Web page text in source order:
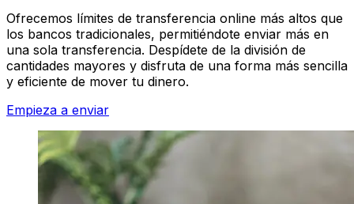
Ofrecemos límites de transferencia online más altos que
los bancos tradicionales, permitiéndote enviar más en
una sola transferencia. Despídete de la división de
cantidades mayores y disfruta de una forma más sencilla
y eficiente de mover tu dinero.
Empieza a enviar